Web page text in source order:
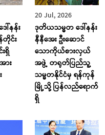
နန်း
တိုင်း
ရှိ
ား
20 Jul, 2026
ဒုတိယသမ္မတ ဒေါ်နန်း
နီနီအေး ဦးဆောင်
သောကိုယ်စားလှယ်
အဖွဲ့ တရုတ်ပြည်သူ့
သမ္မတနိုင်ငံမှ ရန်ကုန်
မြို့သို့ ပြန်လည်ရောက်
ရှိ